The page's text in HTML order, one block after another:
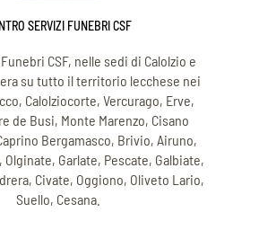
SERVIZI FUNEBRI CSF
CSF, nelle sedi di Calolzio e
su tutto il territorio lecchese nei
Calolziocorte, Vercurago, Erve,
de Busi, Monte Marenzo, Cisano
Bergamasco, Brivio, Airuno,
Garlate, Pescate, Galbiate,
Civate, Oggiono, Oliveto Lario,
Suello, Cesana.